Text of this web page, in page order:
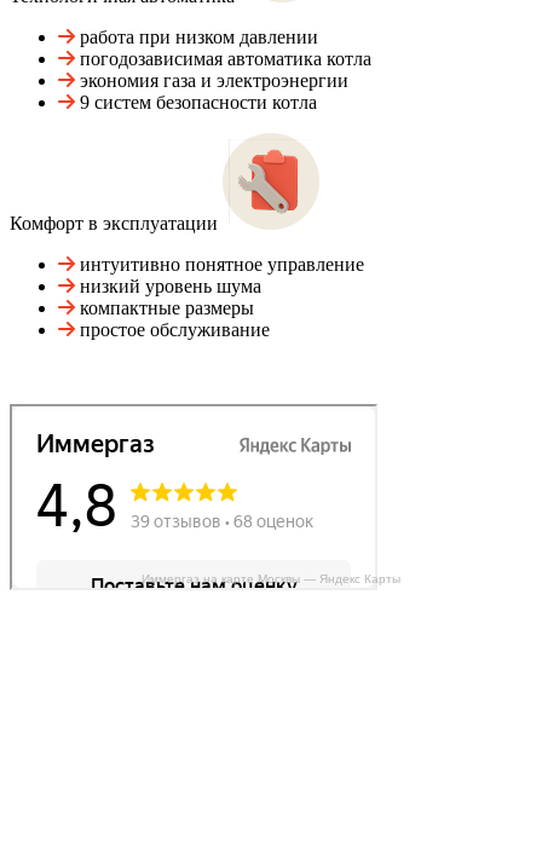
работа при низком давлении
погодозависимая автоматика котла
экономия газа и электроэнергии
9 систем безопасности котла
Комфорт в эксплуатации
интуитивно понятное управление
низкий уровень шума
компактные размеры
простое обслуживание
Иммергаз на карте Москвы — Яндекс Карты